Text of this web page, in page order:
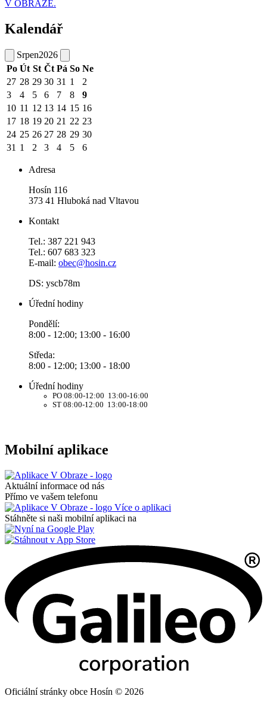
V OBRAZE.
Kalendář
Srpen2026
Po Út St Čt Pá So Ne
27 28 29 30 31 1
2
3
4 5 6 7 8
9
10 11 12 13 14 15 16
17 18 19 20 21 22 23
24 25 26 27 28 29 30
31 1 2 3 4 5 6
Adresa
Hosín 116
373 41 Hluboká nad Vltavou
Kontakt
Tel.: 387 221 943
Tel.: 607 683 323
E-mail: obec@hosin.cz
DS: yscb78m
Úřední hodiny
Pondělí:
8:00 - 12:00; 13:00 - 16:00
Středa:
8:00 - 12:00; 13:00 - 18:00
Úřední hodiny
PO 08:00-12:00 13:00-16:00
ST 08:00-12:00 13:00-18:00
Mobilní aplikace
Aktuální informace od nás
Přímo ve vašem telefonu
Více o aplikaci
Stáhněte si naši mobilní aplikaci na
Oficiální stránky obce Hosín © 2026